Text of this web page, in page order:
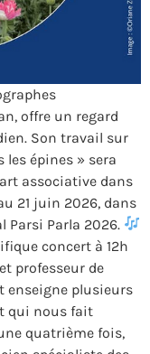
offre un regard
Son travail sur
les épines » sera
associative dans
21 juin 2026, dans
Parsi Parla 2026.
concert à 12h
professeur de
enseigne plusieurs
qui nous fait
quatrième fois,